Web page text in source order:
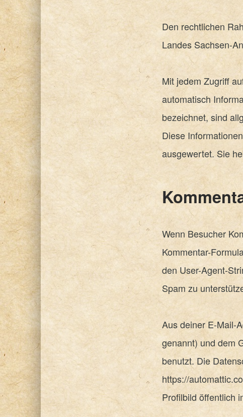
Den rechtlichen
Landes Sachsen-
Mit jedem Zugriff
automatisch
bezeichnet, sind
Diese
ausgewertet. Sie
Wenn Besucher
Kommentar-
den User-Agent-
Spam zu
Aus deiner E-Mail-
genannt) und dem
benutzt. Die
https://
Profilbild öffentlich